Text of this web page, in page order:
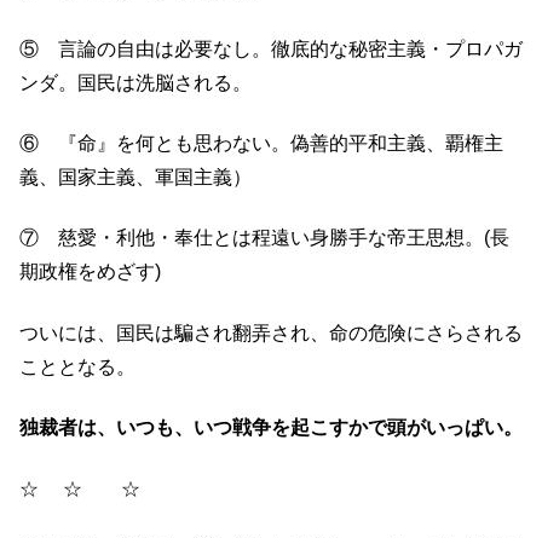
⑤ 言論の自由は必要なし。徹底的な秘密主義・プロパガ
ンダ。国民は洗脳される。
⑥ 『命』を何とも思わない。偽善的平和主義、覇権主
義、国家主義、軍国主義）
⑦ 慈愛・利他・奉仕とは程遠い身勝手な帝王思想。(長
期政権をめざす)
ついには、国民は騙され翻弄され、命の危険にさらされる
こととなる。
独裁者は、いつも、いつ戦争を起こすかで頭がいっぱい。
☆ ☆ ☆